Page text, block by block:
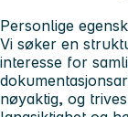
Personlige
Vi søker en
interesse for
nøyaktig, og